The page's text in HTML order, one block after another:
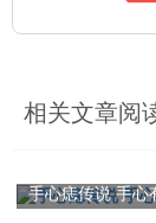
入贵格，不用于禄
元。先烟者，火
相关文章阅
手心痣传说 手心